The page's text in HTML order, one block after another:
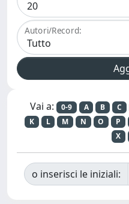
Autori/Record:
Vai a: 0-9 A B C
K
L M N O P
X
o inserisci le iniziali: